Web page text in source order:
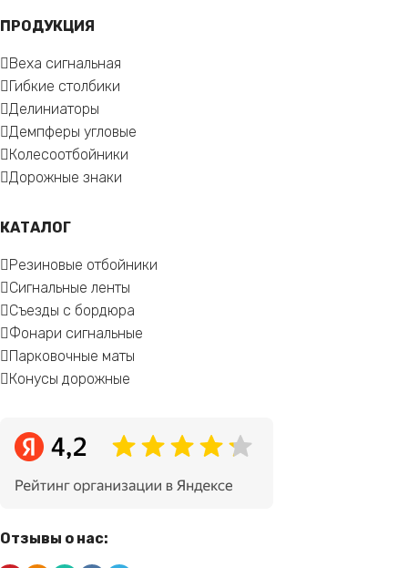
ПРОДУКЦИЯ
Веха сигнальная
Гибкие столбики
Делиниаторы
Демпферы угловые
Колесоотбойники
Дорожные знаки
КАТАЛОГ
Резиновые отбойники
Сигнальные ленты
Съезды с бордюра
Фонари сигнальные
Парковочные маты
Конусы дорожные
Отзывы о нас: